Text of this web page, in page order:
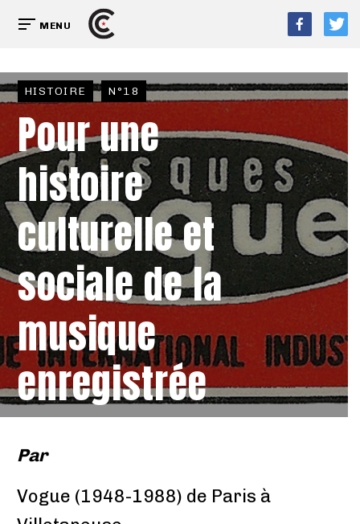
MENU
HISTOIRE N°18
Pour une
histoire
culturelle et
sociale de la
musique
enregistrée
Par
Vogue (1948-1988) de Paris à